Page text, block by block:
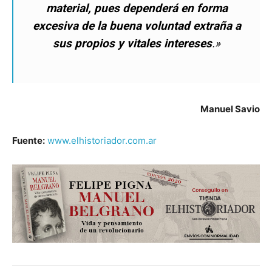
material, pues dependerá en forma
excesiva de la buena voluntad extraña a
sus propios y vitales intereses.»
Manuel Savio
Fuente: www.elhistoriador.com.ar